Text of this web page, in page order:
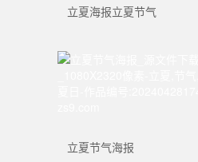
立夏海报立夏节气
立夏节气海报